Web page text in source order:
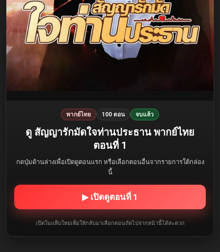
พากย์ไทย 100 ตอน จบแล้ว
ดู สัญญารักมัดใจท่านประธาน พากย์ไทย
ตอนที่ 1
กดปุ่มด้านล่างเพื่อเปิดดูตอนแรก หรือเลือกตอนอื่นจากรายการใต้กล่อง
นี้
▶ เปิดดูตอนที่ 1
เปิดในแท็บใหม่เพื่อให้กลับมาเลือกตอนถัดไปจากหน้านี้ได้สะดวก